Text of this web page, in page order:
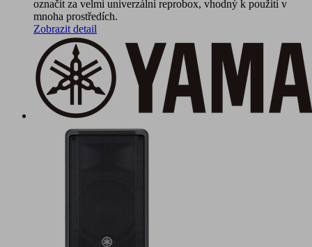
označit za velmi univerzální reprobox, vhodný k použití v
mnoha prostředích.
Zobrazit detail